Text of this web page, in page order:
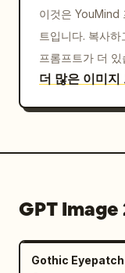
이것은 YouMind
트입니다. 복사
프롬프트가 더 있
더 많은 이미지
GPT Image
Gothic